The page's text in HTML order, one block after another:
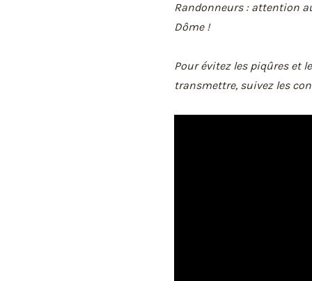
Randonneurs : attention
Dôme !
Pour évitez les piqûres et
transmettre, suivez les